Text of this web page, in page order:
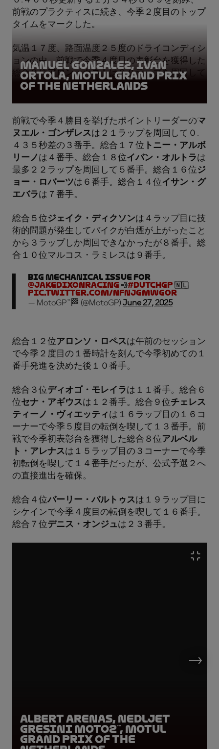
前戦のプラクティスに続き、今季２度目のトップ
タイムをマークした。
気温１７度、路面温度２５度のドライコンディシ
ョンの中、前戦で今季４度目の表彰台を獲得した
総合２位アロン・カネト は２０ラップを周回して
０.３４６秒差の２番手。
Manuel Gonzalez, Ivan
Ortola, Motul Grand Prix
of the Netherlands
前戦で今季４勝目を挙げたポイントリーダーのマ
ヌエル・ゴンザレスは２１ラップを周回して０.
４３５秒差の３番手。総合１７位 トニー・アルボ
リーノ は４番手。総合１８位イバン・オルトラは
最多２２ラップを周回して５番手。総合１６位ジ
ョー・ロバーツは６番手。総合１４位イサン・グ
エバラは７番手。
総合５位ジェイク・ディクソンは４ラップ目に技
術的問題が発生してバイクが白煙が上がったこと
から３ラップしか周回できなかったが８番手。総
合１０位マルコス・ラミレスは９番手。
BIG mechanical issue for
@jakedixonracing 💨#DutchGP 🇳🇱
pic.twitter.com/nFnJGmWGor
— MotoGP™🏁 (@MotoGP) June 27, 2025
総合１２位アロンソ・ロペスは午前のセッション
で今季２度目の１番時計を刻んで今季初めての１
番手発進を決めた後１０番手。
総合３位ディオゴ・モレイラは１１番手。総合６
位セナ・アギウスは１２番手。総合９位チェレス
ティーノ・ヴィエッティ は１６ラップ目の１６コ
ーナーで今季５度目の転倒を喫して１３番手。前
戦で今季初表彰台を獲得した総合８位アルベル
ト・アレナスは１５ラップ目の３コーナーで今季
初転倒を喫して１４番手だったが、公式予選２へ
の直接進出を確保。
総合４位バーリー・バルトゥスは１９ラップ目に
シケインで今季４度目の転倒を喫して１６番手。
総合７位デニス・オンジュは２３番手。
Albert Arenas, NEDLJET
Gresini Moto2™, Motul
Grand Prix of the